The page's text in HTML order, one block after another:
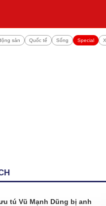
sản Quốc tế Sống Special
tú Vũ Mạnh Dũng bị anh